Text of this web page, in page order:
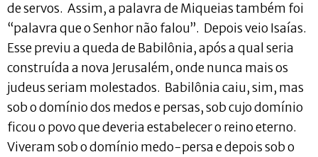
de servos. Assim, a palavra de Miqueias também foi
“palavra que o Senhor não falou”. Depois veio Isaías.
Esse previu a queda de Babilônia, após a qual seria
construída a nova Jerusalém, onde nunca mais os
judeus seriam molestados. Babilônia caiu, sim, mas
sob o domínio dos medos e persas, sob cujo domínio
ficou o povo que deveria estabelecer o reino eterno.
Viveram sob o domínio medo-persa e depois sob o